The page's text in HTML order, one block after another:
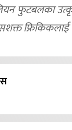
फुटबलका
फ्रिकिकलाई